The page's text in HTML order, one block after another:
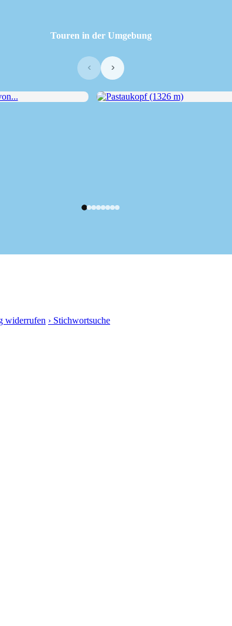
Touren in der Umgebung
‹ ›
widerrufen › Stichwortsuche